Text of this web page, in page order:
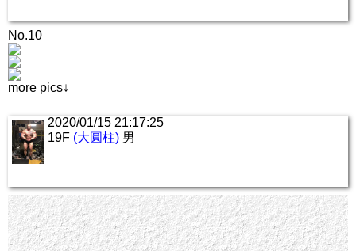
No.10
more pics↓
2020/01/15 21:17:25
19F (大圓柱) 男